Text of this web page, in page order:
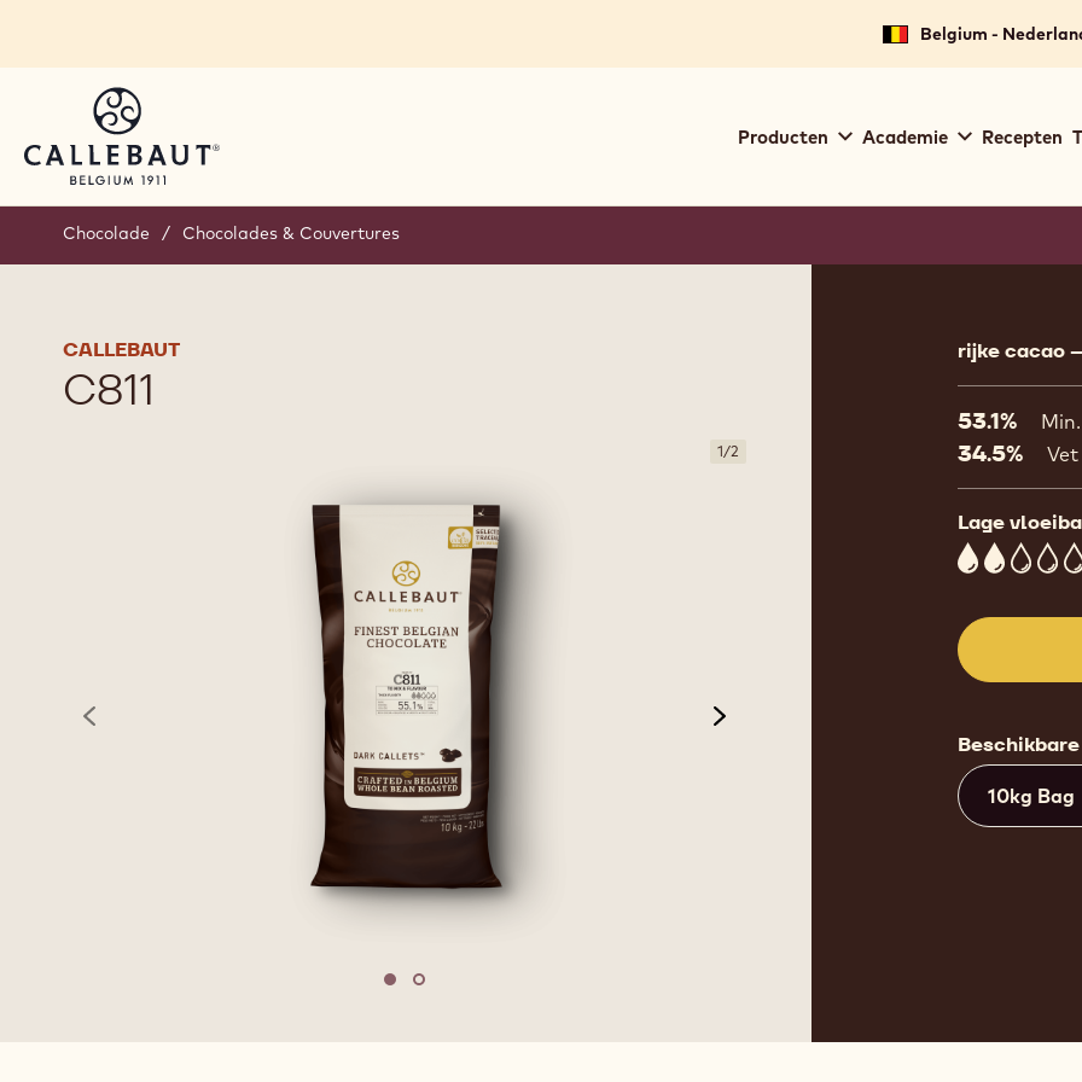
Belgium -
navigation
Producten Academie Recepten
Chocolade / Chocolades & Couvertures
CALLEBAUT
C811
1/2
previous next
Move to slide 1
Move to slide 2
rijke cacao
53.1%
34.5% Vet
Lage
2
10kg Bag